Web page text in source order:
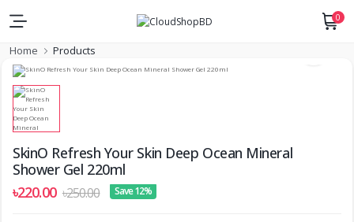
0
Home Products
SkinO Refresh Your Skin Deep Ocean Mineral
Shower Gel 220ml
৳220.00 ৳250.00 Save 12%